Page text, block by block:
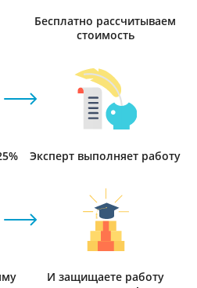
Бесплатно рассчитываем
стоимость
Эксперт выполняет работу
И защищаете работу